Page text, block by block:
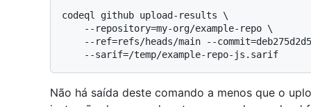
codeql github upload-results \
Não há saída deste comando a menos que o